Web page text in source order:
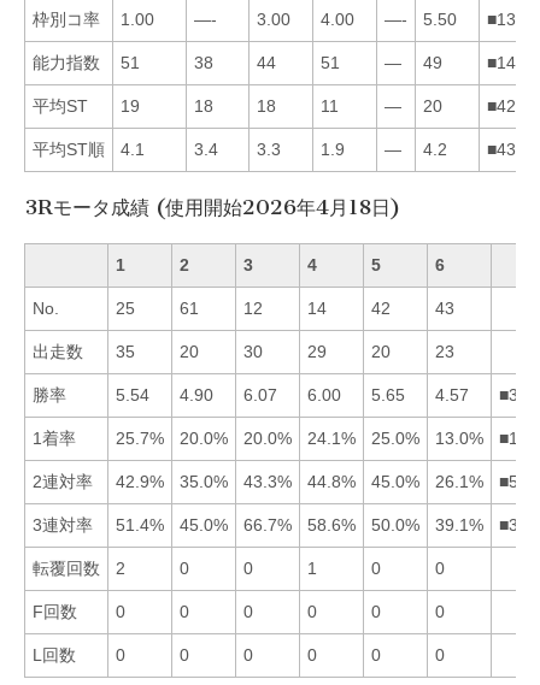
枠別コ率 1.00 —- 3.00 4.00 —- 5.50
能力指数 51 38 44 51 — 49
平均ST 19 18 18 11 — 20
平均ST順 4.1 3.4 3.3 1.9 — 4.2
3Rモータ成績 (使用開始2026年4月18日)
1 2 3 4 5 6
No. 25 61 12 14 42 43
出走数 35 20 30 29 20 23
勝率 5.54 4.90 6.07 6.00 5.65 4.57
1着率 25.7% 20.0% 20.0% 24.1% 25.0% 13.0%
2連対率 42.9% 35.0% 43.3% 44.8% 45.0% 26.1%
3連対率 51.4% 45.0% 66.7% 58.6% 50.0% 39.1%
転覆回数 2 0 0 1 0 0
F回数 0 0 0 0 0 0
L回数 0 0 0 0 0 0